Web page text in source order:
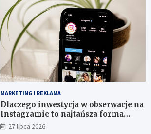
MARKETING I REKLAMA
Dlaczego inwestycja w obserwacje na
Instagramie to najtańsza forma
marketingu?
27 lipca 2026